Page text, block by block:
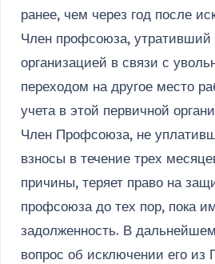
ранее, чем через год после
Член профсоюза, утративший
организацией в связи с
переходом на другое место
учета в этой первичной
Член Профсоюза, не
взносы в течение трех
причины, теряет право на
профсоюза до тех пор, пока
задолженность. В
вопрос об исключении его из